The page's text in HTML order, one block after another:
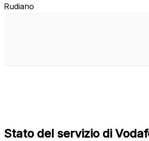
Rudiano
Stato del servizio di